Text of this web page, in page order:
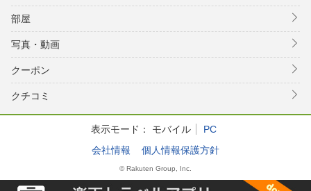
部屋
写真・動画
クーポン
クチコミ
表示モード： モバイル
PC
会社情報
個人情報保護方針
© Rakuten Group, Inc.